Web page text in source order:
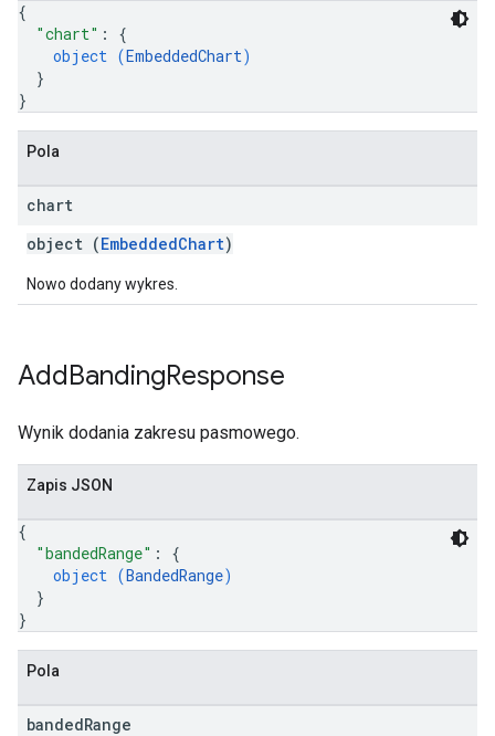
{
"chart" : {
object (EmbeddedChart)
}
}
Pola
chart
object (EmbeddedChart)
Nowo dodany wykres.
AddBandingResponse
Wynik dodania zakresu pasmowego.
Zapis JSON
{
"bandedRange" : {
object (BandedRange)
}
}
Pola
bandedRange